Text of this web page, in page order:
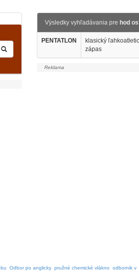
Výsledky vyhľadávania pre hod
PENTATLON
klasický
zápas
Odbor po anglicky pružné chemické vlákno odbornik v